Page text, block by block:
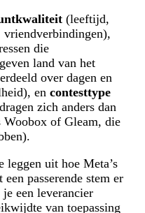
(leeftijd,
vriendverbindingen),
die
land van het
over dagen en
en contesttype
zich anders dan
Woobox of Gleam, die
leggen uit hoe Meta’s
passerende stem er
een leverancier
van toepassing